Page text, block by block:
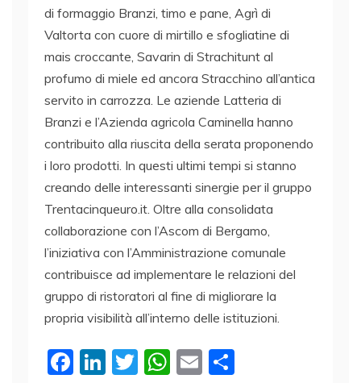
di formaggio Branzi, timo e pane, Agrì di
Valtorta con cuore di mirtillo e sfogliatine di
mais croccante, Savarin di Strachitunt al
profumo di miele ed ancora Stracchino all’antica
servito in carrozza. Le aziende Latteria di
Branzi e l’Azienda agricola Caminella hanno
contribuito alla riuscita della serata proponendo
i loro prodotti. In questi ultimi tempi si stanno
creando delle interessanti sinergie per il gruppo
Trentacinqueuro.it. Oltre alla consolidata
collaborazione con l’Ascom di Bergamo,
l’iniziativa con l’Amministrazione comunale
contribuisce ad implementare le relazioni del
gruppo di ristoratori al fine di migliorare la
propria visibilità all’interno delle istituzioni.
F
Li T
W E